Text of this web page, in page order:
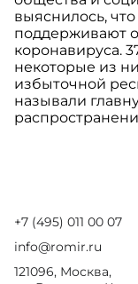
выяснилось,
поддерживают
коронавируса.
некоторые из
избыточной
называли
+7 (495) 011 00 07
info@romir.ru
121096, Москва,